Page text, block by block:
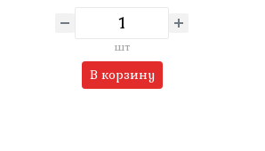
шт
В корзину